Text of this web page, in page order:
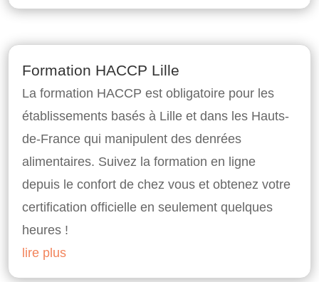
Formation HACCP Lille
La formation HACCP est obligatoire pour les
établissements basés à Lille et dans les Hauts-
de-France qui manipulent des denrées
alimentaires. Suivez la formation en ligne
depuis le confort de chez vous et obtenez votre
certification officielle en seulement quelques
heures !
lire plus